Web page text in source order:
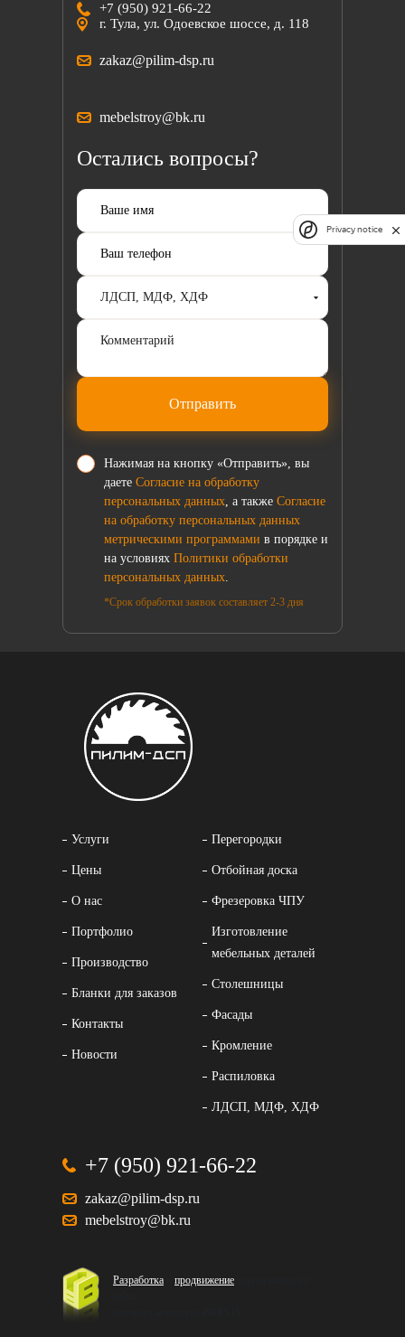
+7 (950) 921-66-22
г. Тула, ул. Одоевское шоссе, д. 118
zakaz@pilim-dsp.ru
mebelstroy@bk.ru
Остались вопросы?
Отправить
Нажимая на кнопку «Отправить», вы
даете Согласие на обработку
персональных данных, а также Согласие
на обработку персональных данных
метрическими программами в порядке и
на условиях Политики обработки
персональных данных.
*Срок обработки заявок составляет 2-3 дня
Услуги
Цены
О нас
Портфолио
Производство
Бланки для заказов
Контакты
Новости
Перегородки
Отбойная доска
Фрезеровка ЧПУ
Изготовление
мебельных деталей
Столешницы
Фасады
Кромление
Распиловка
ЛДСП, МДФ, ХДФ
+7 (950) 921-66-22
zakaz@pilim-dsp.ru
mebelstroy@bk.ru
Разработка продвижение
Privacy notice